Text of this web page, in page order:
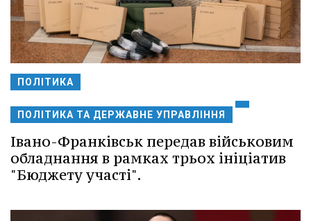
ПОЛІТИКА
ПОЛІТИКА ТА ДЕРЖАВНЕ УПРАВЛІННЯ
Івано-Франківськ передав військовим
обладнання в рамках трьох ініціатив
"Бюджету участі".